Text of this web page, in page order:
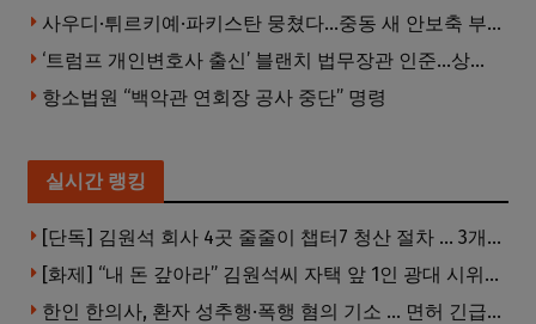
사우디·튀르키예·파키스탄 뭉쳤다…중동 새 안보축 부상하나
‘트럼프 개인변호사 출신’ 블랜치 법무장관 인준…상원 50대49 가결
항소법원 “백악관 연회장 공사 중단” 명령
실시간 랭킹
[단독] 김원석 회사 4곳 줄줄이 챕터7 청산 절차 … 3개 법인 같은 날 동시 파산 신청
[화제] “내 돈 갚아라” 김원석씨 자택 앞 1인 광대 시위 … 한인 투자사, “108만 달러 못받아”
한인 한의사, 환자 성추행·폭행 혐의 기소 … 면허 긴급정지